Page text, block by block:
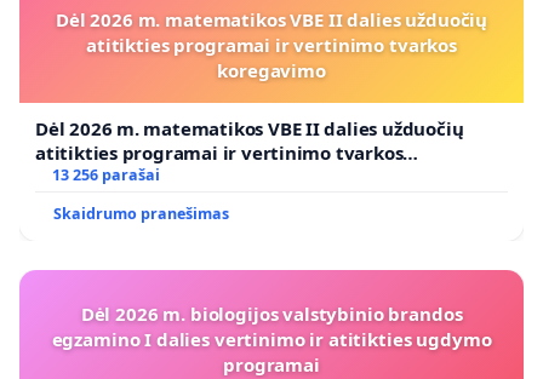
Dėl 2026 m. matematikos VBE II dalies užduočių
atitikties programai ir vertinimo tvarkos
koregavimo
Dėl 2026 m. matematikos VBE II dalies užduočių
atitikties programai ir vertinimo tvarkos
koregavimo
13 256 parašai
Skaidrumo pranešimas
Dėl 2026 m. biologijos valstybinio brandos
egzamino I dalies vertinimo ir atitikties ugdymo
programai